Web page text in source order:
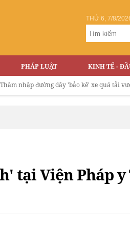
THỨ 6, 7/8/
PHÁP LUẬT KINH TẾ -
đường dây 'bảo kê' xe quá tải vượt trạm phí
tại Viện Pháp